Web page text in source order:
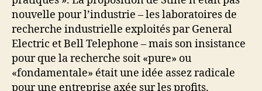
nouvelle pour l’industrie – les laboratoires de
recherche industrielle exploités par General
Electric et Bell Telephone – mais son insistance
pour que la recherche soit «pure» ou
«fondamentale» était une idée assez radicale
pour une entreprise axée sur les profits.